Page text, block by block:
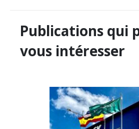
Publications qui
vous intéresser